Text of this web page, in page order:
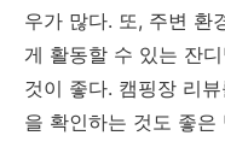
우가 많다. 또, 주변 환
게 활동할 수 있는 잔
것이 좋다. 캠핑장 리
을 확인하는 것도 좋은